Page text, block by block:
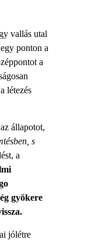
vallás utal
ponton a
a
létezés
állapotot,
s
a
gyökere
jólétre